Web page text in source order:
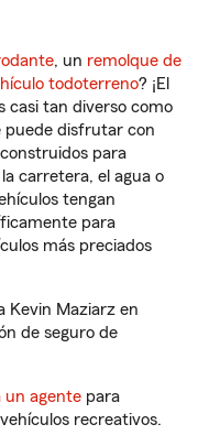
, un remolque de
todoterreno? ¡El
casi tan diverso como
puede disfrutar con
para
carretera, el agua o
tengan
para
más preciados
Kevin Maziarz en
de seguro de
un agente para
recreativos.